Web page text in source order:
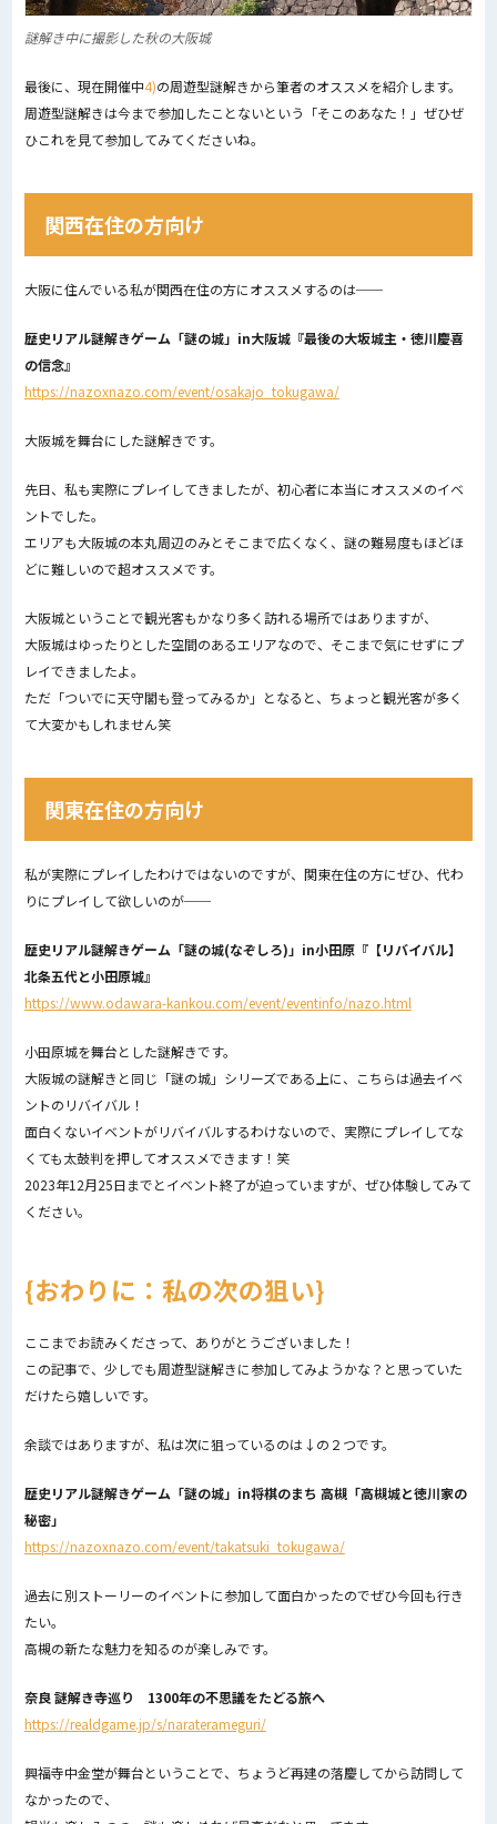
謎解き中に撮影した秋の大阪城
最後に、現在開催中4)の周遊型謎解きから筆者のオススメを紹介します。
周遊型謎解きは今まで参加したことないという「そこのあなた！」ぜひぜ
ひこれを見て参加してみてくださいね。
関西在住の方向け
大阪に住んでいる私が関西在住の方にオススメするのは──
歴史リアル謎解きゲーム「謎の城」in大阪城『最後の大坂城主・徳川慶喜
の信念』
https://nazoxnazo.com/event/osakajo_tokugawa/
大阪城を舞台にした謎解きです。
先日、私も実際にプレイしてきましたが、初心者に本当にオススメのイベ
ントでした。
エリアも大阪城の本丸周辺のみとそこまで広くなく、謎の難易度もほどほ
どに難しいので超オススメです。
大阪城ということで観光客もかなり多く訪れる場所ではありますが、
大阪城はゆったりとした空間のあるエリアなので、そこまで気にせずにプ
レイできましたよ。
ただ「ついでに天守閣も登ってみるか」となると、ちょっと観光客が多く
て大変かもしれません笑
関東在住の方向け
私が実際にプレイしたわけではないのですが、関東在住の方にぜひ、代わ
りにプレイして欲しいのが──
歴史リアル謎解きゲーム「謎の城(なぞしろ)」in小田原『【リバイバル】
北条五代と小田原城』
https://www.odawara-kankou.com/event/eventinfo/nazo.html
小田原城を舞台とした謎解きです。
大阪城の謎解きと同じ「謎の城」シリーズである上に、こちらは過去イベ
ントのリバイバル！
面白くないイベントがリバイバルするわけないので、実際にプレイしてな
くても太鼓判を押してオススメできます！笑
2023年12月25日までとイベント終了が迫っていますが、ぜひ体験してみて
ください。
おわりに：私の次の狙い
ここまでお読みくださって、ありがとうございました！
この記事で、少しでも周遊型謎解きに参加してみようかな？と思っていた
だけたら嬉しいです。
余談ではありますが、私は次に狙っているのは↓の２つです。
歴史リアル謎解きゲーム「謎の城」in将棋のまち 高槻「高槻城と徳川家の
秘密」
https://nazoxnazo.com/event/takatsuki_tokugawa/
過去に別ストーリーのイベントに参加して面白かったのでぜひ今回も行き
たい。
高槻の新たな魅力を知るのが楽しみです。
奈良 謎解き寺巡り 1300年の不思議をたどる旅へ
https://realdgame.jp/s/naraterameguri/
興福寺中金堂が舞台ということで、ちょうど再建の落慶してから訪問して
なかったので、